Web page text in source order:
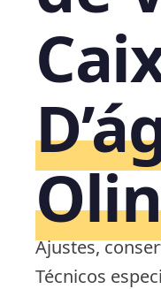
Ajustes,
Técnicos